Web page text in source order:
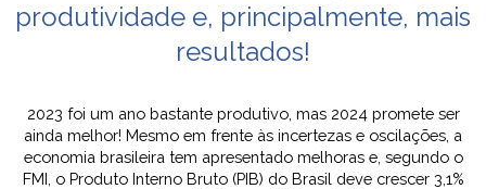
produtividade e, principalmente, mais
resultados!
2023 foi um ano bastante produtivo, mas 2024 promete ser
ainda melhor! Mesmo em frente às incertezas e oscilações, a
economia brasileira tem apresentado melhoras e, segundo o
FMI, o Produto Interno Bruto (PIB) do Brasil deve crescer 3,1%